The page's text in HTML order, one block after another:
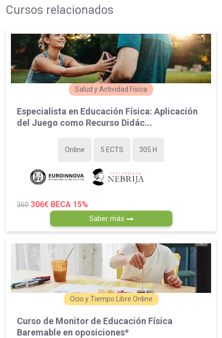
Cursos relacionados
Salud y Actividad Física
Especialista en Educación Física: Aplicación
del Juego como Recurso Didác...
Online 5 ECTS 305 H
360 306€ BECA 15%
Saber más
Ocio y Tiempo Libre Online
Curso de Monitor de Educación Física
Baremable en oposiciones*